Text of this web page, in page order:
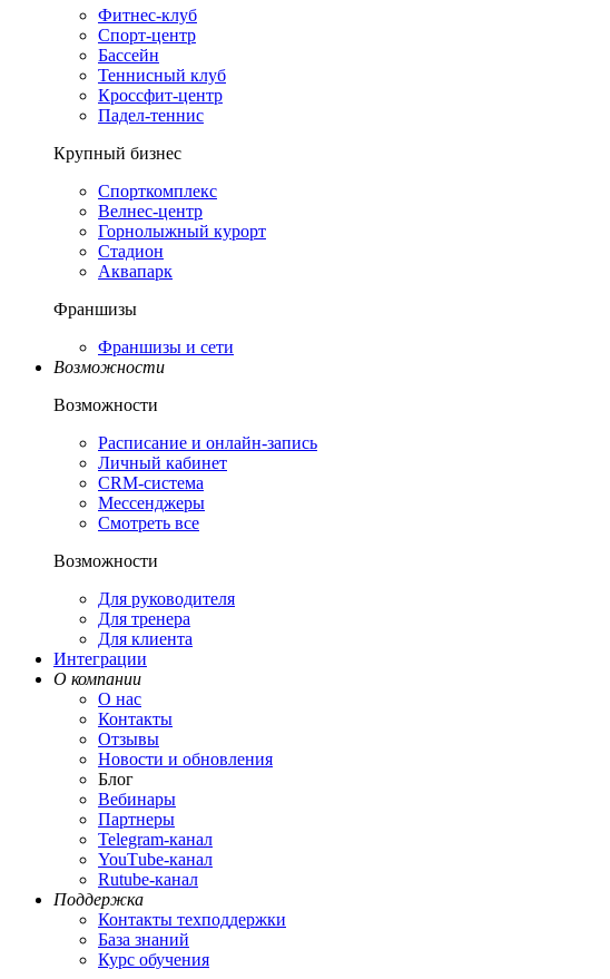
Фитнес-клуб
Спорт-центр
Бассейн
Теннисный клуб
Кроссфит-центр
Падел-теннис
Крупный бизнес
Спорткомплекс
Велнес-центр
Горнолыжный курорт
Стадион
Аквапарк
Франшизы
Франшизы и сети
Возможности
Возможности
Расписание и онлайн-запись
Личный кабинет
CRM-система
Мессенджеры
Смотреть все
Возможности
Для руководителя
Для тренера
Для клиента
Интеграции
О компании
О нас
Контакты
Отзывы
Новости и обновления
Блог
Вебинары
Партнеры
Теlegram-канал
YouТube-канал
Rutube-канал
Поддержка
Контакты техподдержки
База знаний
Курс обучения